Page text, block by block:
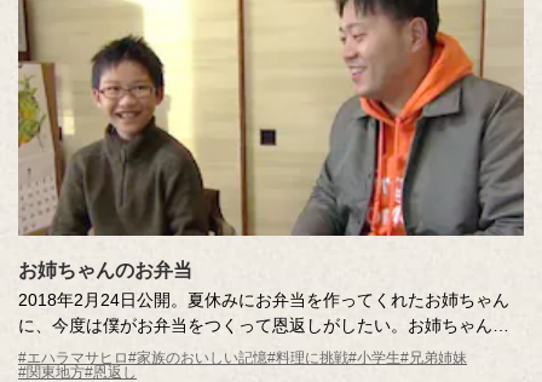
お姉ちゃんのお弁当
2018年2月24日公開。夏休みにお弁当を作ってくれたお姉ちゃん
に、今度は僕がお弁当をつくって恩返しがしたい。お姉ちゃんの
好きな食べ物でいっぱいにするぞ！と意気ごむのですが･･･
#エハラマサヒロ#家族のおいしい記憶#料理に挑戦#小学生#兄弟姉妹
#関東地方#恩返し